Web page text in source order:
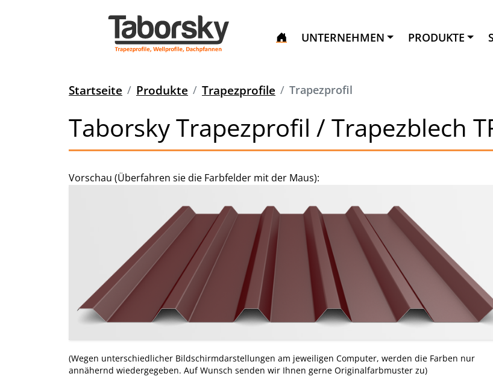
UNTERNEHMEN PRODUKTE
Startseite Produkte Trapezprofile Trapezprofil
Taborsky Trapezprofil / Trapezblech
Vorschau (Überfahren sie die Farbfelder mit der Maus):
(Wegen unterschiedlicher Bildschirmdarstellungen am jeweiligen Computer, werden die Farben nur
annähernd wiedergegeben. Auf Wunsch senden wir Ihnen gerne Originalfarbmuster zu)